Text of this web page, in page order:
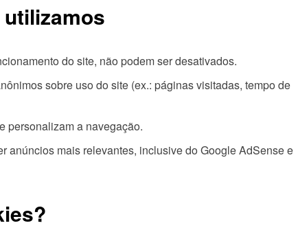
do site, não podem ser desativados.
sobre uso do site (ex.: páginas visitadas, tempo de
personalizam a navegação.
anúncios mais relevantes, inclusive do Google AdSense e